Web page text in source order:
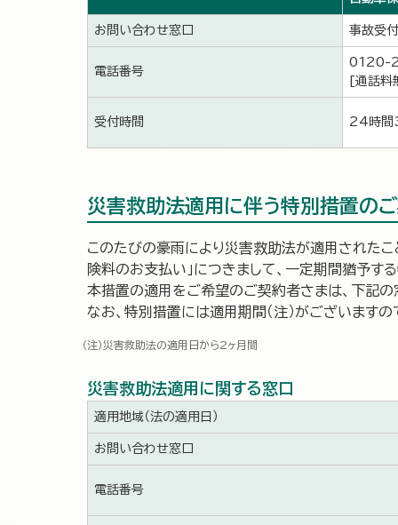
お問い合わせ窓口 事故受
電話番号
0120-
[通話料
受付時間 24時
災害救助法適用に伴う特別措置の
このたびの豪雨により災害救助法が適用されたこ
険料のお支払い」につきまして、一定期間猶予す
本措置の適用をご希望のご契約者さまは、下記の
なお、特別措置には適用期間（注）がございます
災害救助法の適用日から2ヶ月間
災害救助法適用に関する窓口
適用地域（法の適用日）
お問い合わせ窓口
電話番号